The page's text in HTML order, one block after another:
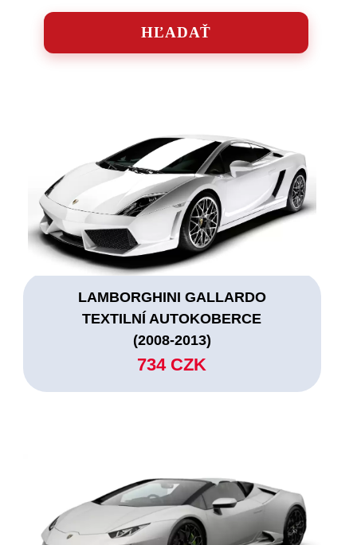
HĽADAŤ
LAMBORGHINI GALLARDO
TEXTILNÍ AUTOKOBERCE
(2008-2013)
734 CZK